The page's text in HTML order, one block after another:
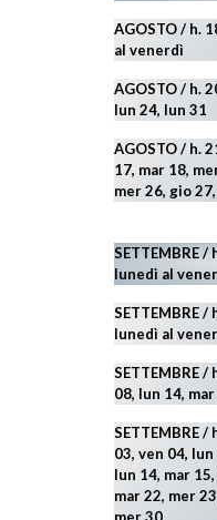
AGOSTO/ h.
al venerdì
AGOSTO / h.
lun 24, lun 31
AGOSTO/ h.
17, mar 18,
mer 26, gio
SETTEMBRE
lunedì al
SETTEMBRE
lunedì al
SETTEMBRE
08, lun 14,
SETTEMBRE /
03, ven 04,
lun 14, mar
mar 22, mer